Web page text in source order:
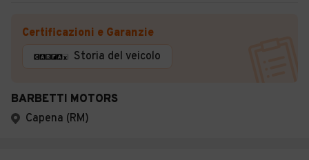
Certificazioni e Garanzie
Storia del veicolo
BARBETTI MOTORS
Capena (RM)